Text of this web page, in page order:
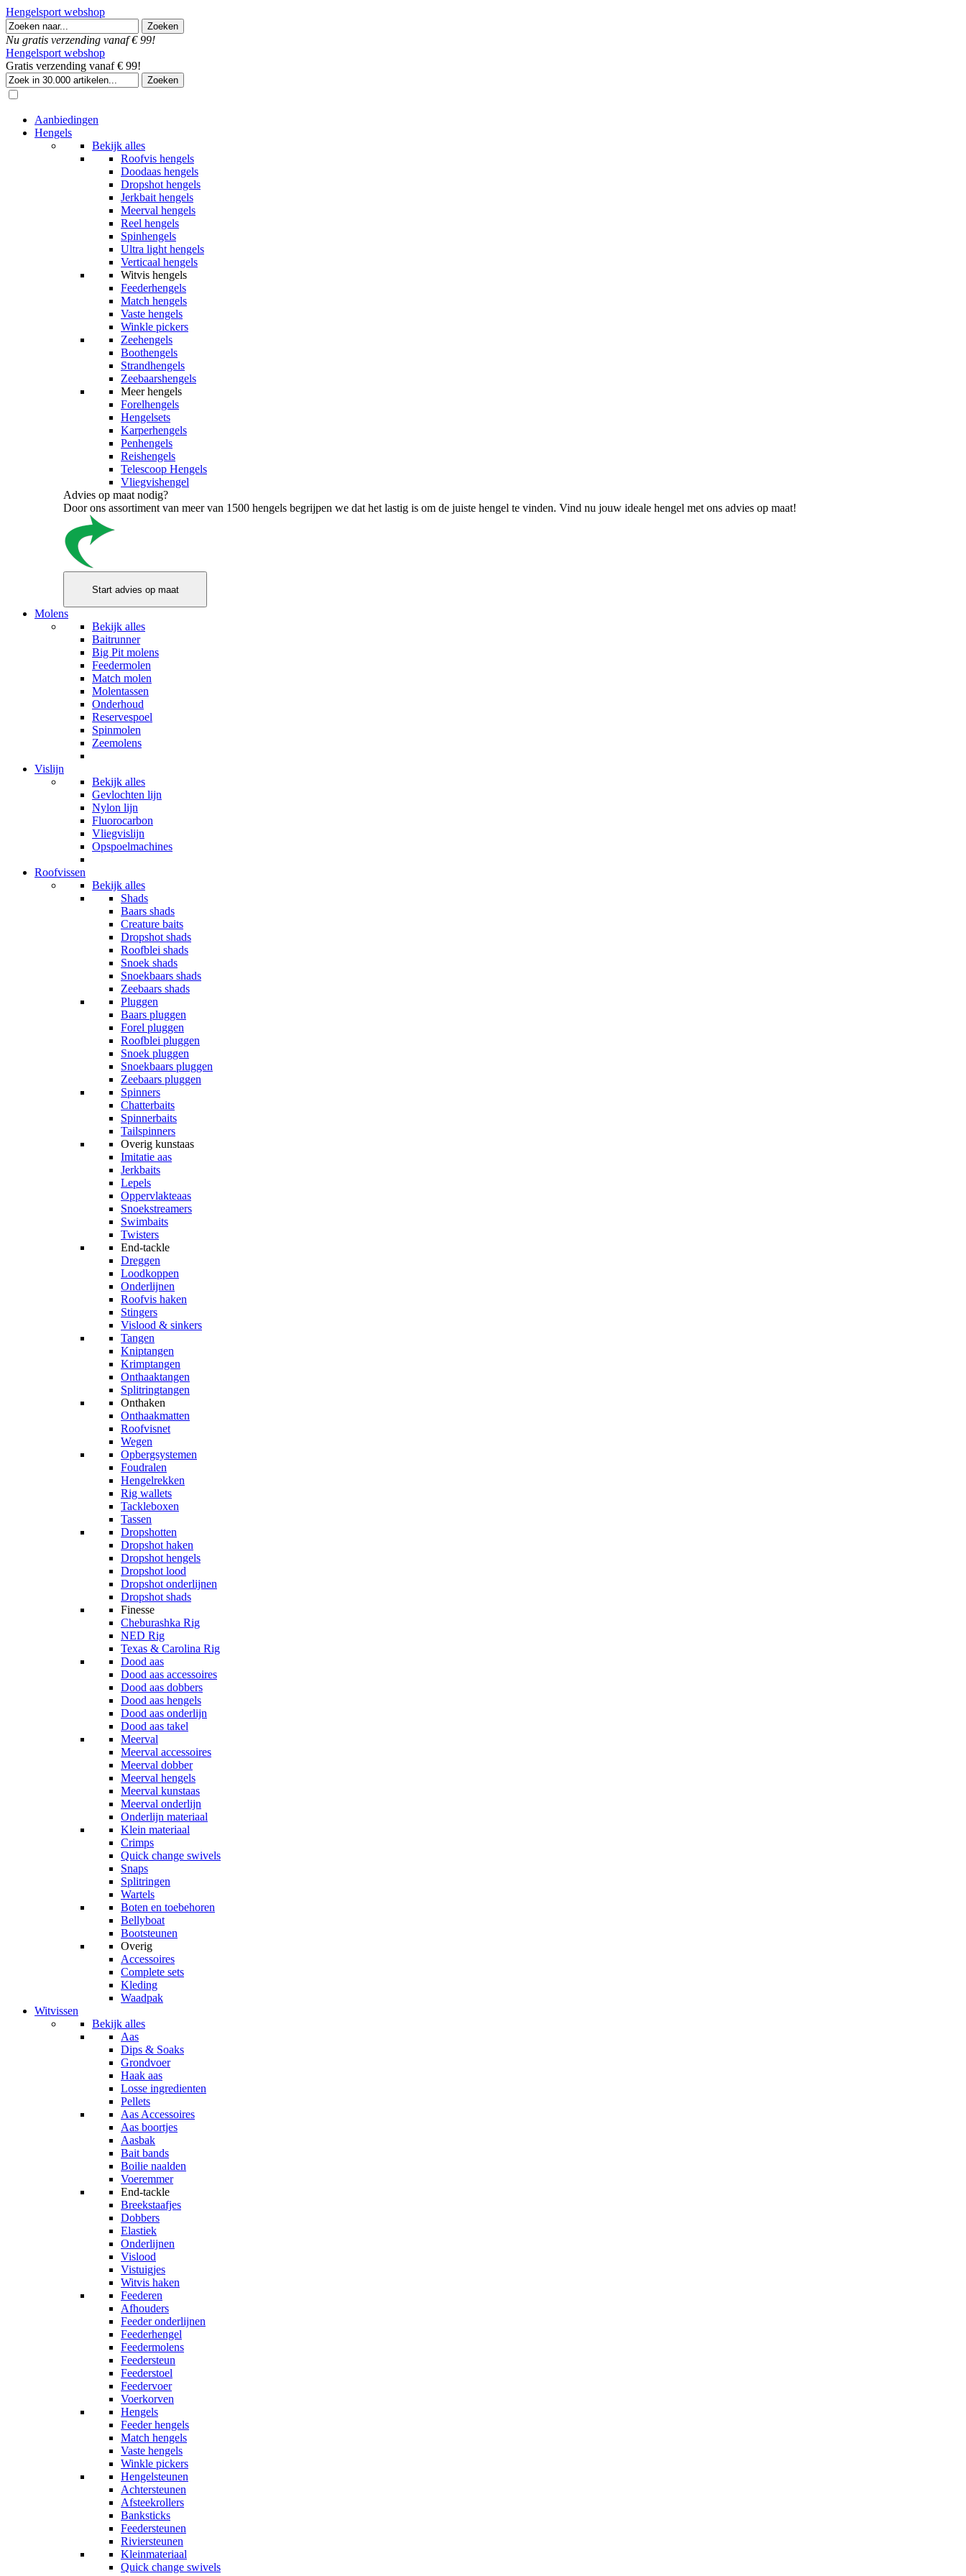
Hengelsport webshop
Nu gratis verzending vanaf € 99!
Hengelsport webshop
Gratis verzending vanaf € 99!
Aanbiedingen
Hengels
Bekijk alles
Roofvis hengels
Doodaas hengels
Dropshot hengels
Jerkbait hengels
Meerval hengels
Reel hengels
Spinhengels
Ultra light hengels
Verticaal hengels
Witvis hengels
Feederhengels
Match hengels
Vaste hengels
Winkle pickers
Zeehengels
Boothengels
Strandhengels
Zeebaarshengels
Meer hengels
Forelhengels
Hengelsets
Karperhengels
Penhengels
Reishengels
Telescoop Hengels
Vliegvishengel
Advies op maat nodig?
Door ons assortiment van meer van 1500 hengels begrijpen we dat het lastig is om de juiste hengel te vinden. Vind nu jouw ideale hengel met ons advies op maat!
Molens
Bekijk alles
Baitrunner
Big Pit molens
Feedermolen
Match molen
Molentassen
Onderhoud
Reservespoel
Spinmolen
Zeemolens
Vislijn
Bekijk alles
Gevlochten lijn
Nylon lijn
Fluorocarbon
Vliegvislijn
Opspoelmachines
Roofvissen
Bekijk alles
Shads
Baars shads
Creature baits
Dropshot shads
Roofblei shads
Snoek shads
Snoekbaars shads
Zeebaars shads
Pluggen
Baars pluggen
Forel pluggen
Roofblei pluggen
Snoek pluggen
Snoekbaars pluggen
Zeebaars pluggen
Spinners
Chatterbaits
Spinnerbaits
Tailspinners
Overig kunstaas
Imitatie aas
Jerkbaits
Lepels
Oppervlakteaas
Snoekstreamers
Swimbaits
Twisters
End-tackle
Dreggen
Loodkoppen
Onderlijnen
Roofvis haken
Stingers
Vislood & sinkers
Tangen
Kniptangen
Krimptangen
Onthaaktangen
Splitringtangen
Onthaken
Onthaakmatten
Roofvisnet
Wegen
Opbergsystemen
Foudralen
Hengelrekken
Rig wallets
Tackleboxen
Tassen
Dropshotten
Dropshot haken
Dropshot hengels
Dropshot lood
Dropshot onderlijnen
Dropshot shads
Finesse
Cheburashka Rig
NED Rig
Texas & Carolina Rig
Dood aas
Dood aas accessoires
Dood aas dobbers
Dood aas hengels
Dood aas onderlijn
Dood aas takel
Meerval
Meerval accessoires
Meerval dobber
Meerval hengels
Meerval kunstaas
Meerval onderlijn
Onderlijn materiaal
Klein materiaal
Crimps
Quick change swivels
Snaps
Splitringen
Wartels
Boten en toebehoren
Bellyboat
Bootsteunen
Overig
Accessoires
Complete sets
Kleding
Waadpak
Witvissen
Bekijk alles
Aas
Dips & Soaks
Grondvoer
Haak aas
Losse ingredienten
Pellets
Aas Accessoires
Aas boortjes
Aasbak
Bait bands
Boilie naalden
Voeremmer
End-tackle
Breekstaafjes
Dobbers
Elastiek
Onderlijnen
Vislood
Vistuigjes
Witvis haken
Feederen
Afhouders
Feeder onderlijnen
Feederhengel
Feedermolens
Feedersteun
Feederstoel
Feedervoer
Voerkorven
Hengels
Feeder hengels
Match hengels
Vaste hengels
Winkle pickers
Hengelsteunen
Achtersteunen
Afsteekrollers
Banksticks
Feedersteunen
Riviersteunen
Kleinmateriaal
Quick change swivels